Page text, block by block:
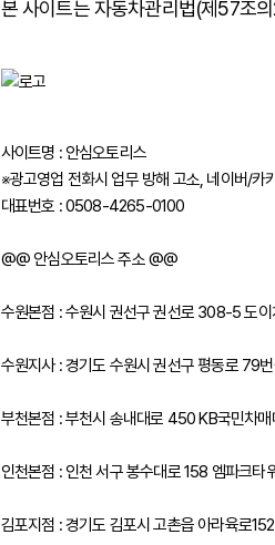
본 사이트는 자동차관리법(제57조
사이트명 : 안심오토리스
※광고영업 전화시 업무 방해 고소, 네이버/카
대표번호 : 0508-4265-0100
@@ 안심오토리스 주소 @@
수원본점 : 수원시 권선구 권선로 308-5 도이
수원지사 : 경기도 수원시 권선구 평동로 79
부천본점 : 부천시 송내대로 450 KB국민차매
인천본점 : 인천 서구 봉수대로 158 엠파크타
김포지점 : 경기도 김포시 고촌읍 아라육로